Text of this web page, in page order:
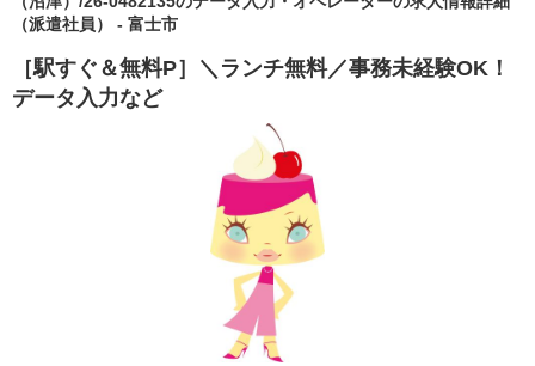
（派遣社員） - 富士市
［駅すぐ＆無料P］＼ランチ無料／事務未経験OK！
データ入力など